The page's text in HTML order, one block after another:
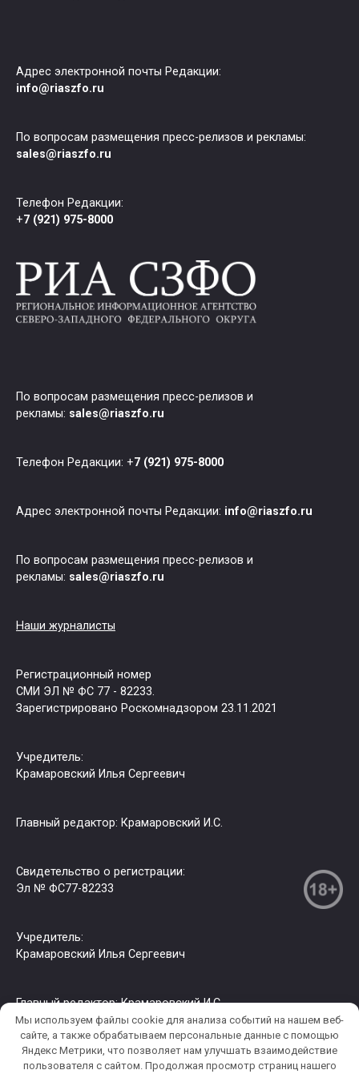
Адрес электронной почты Редакции:
info@riaszfo.ru
По вопросам размещения пресс-релизов и рекламы:
sales@riaszfo.ru
Телефон Редакции:
+7 (921) 975-8000
По вопросам размещения пресс-релизов и
рекламы: sales@riaszfo.ru
Телефон Редакции: +7 (921) 975-8000
Адрес электронной почты Редакции: info@riaszfo.ru
По вопросам размещения пресс-релизов и
рекламы: sales@riaszfo.ru
Наши журналисты
Регистрационный номер
СМИ ЭЛ № ФС 77 - 82233.
Зарегистрировано Роскомнадзором 23.11.2021
Учредитель:
Крамаровский Илья Сергеевич
Главный редактор: Крамаровский И.С.
Свидетельство о регистрации:
Эл № ФС77-82233
Учредитель:
Крамаровский Илья Сергеевич
Главный редактор: Крамаровский И.С.
© 2026 РИА СЗФО. Копирование информации только с
разрешения правообладателя.
Мы используем файлы cookie для анализа событий на нашем веб-
сайте, а также обрабатываем персональные данные с помощью
Яндекс Метрики, что позволяет нам улучшать взаимодействие
пользователя c сайтом. Продолжая просмотр страниц нашего